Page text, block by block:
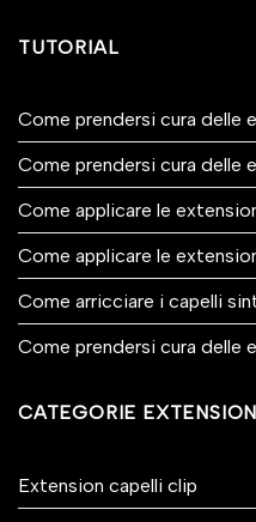
TUTORIAL
Come prendersi cura delle
Come prendersi cura delle
Come applicare le
Come applicare le
Come arricciare i capelli
Come prendersi cura delle
CATEGORIE EXTENSION
Extension capelli clip